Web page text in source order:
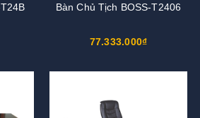
Bàn Chủ Tịch BOSS-T2406
77.333.000₫